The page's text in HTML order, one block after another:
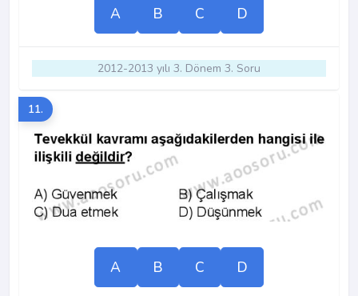
A B C D
2012-2013 yılı 3. Dönem 3. Soru
11.
A B C D